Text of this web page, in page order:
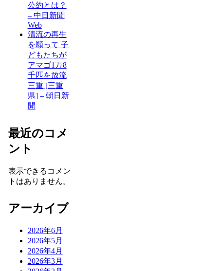
公約とは？
– 中日新聞
Web
清流の再生
を願って 子
どもたちが
アマゴ1万8
千匹を放流
三重 [三重
県] – 朝日新
聞
最近のコメ
ント
表示できるコメン
トはありません。
アーカイブ
2026年6月
2026年5月
2026年4月
2026年3月